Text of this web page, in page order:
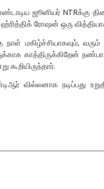
ஜூனியர் NTRக்கு
ரோஷன் ஒரு
நாள் மகிழ்ச்சியாகவும்,
காத்திருக்கிறேன்
கூறியிருந்தார்.
வில்லனாக நடிப்பது